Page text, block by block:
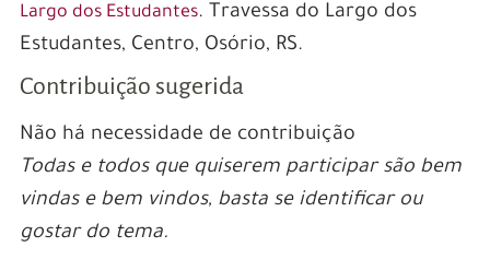
Largo dos Estudantes. Travessa do Largo dos
Estudantes, Centro, Osório, RS.
Contribuição sugerida
Não há necessidade de contribuição
Todas e todos que quiserem participar são bem
vindas e bem vindos, basta se identificar ou
gostar do tema.